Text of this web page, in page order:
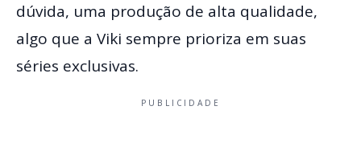
dúvida, uma produção de alta qualidade,
algo que a Viki sempre prioriza em suas
séries exclusivas.
PUBLICIDADE